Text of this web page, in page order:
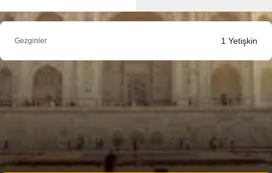
Gezginler 1 Yetişkin